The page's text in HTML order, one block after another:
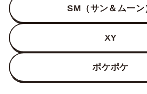
SM（サン＆ムーン
XY
ポケポケ